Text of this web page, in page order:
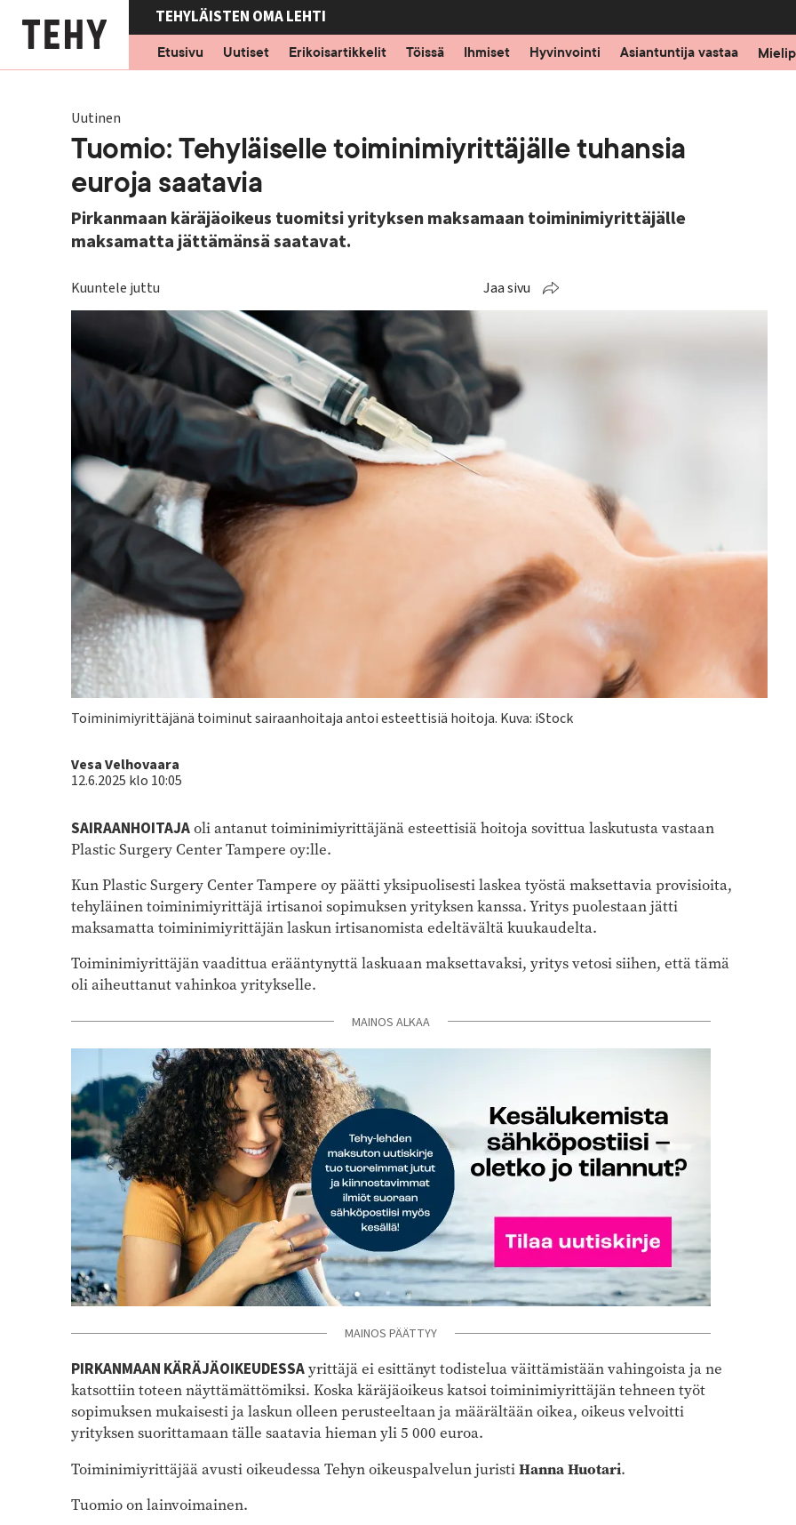
pääsisältöön
TEHYLÄISTEN OMA LEHTI
Etusivu
Uutiset Erikoisartikkelit Töissä Ihmiset Hyvinvointi Asiantuntija vastaa
Uutinen
Tuomio: Tehyläiselle toiminimiyrittäjälle tuhansia
euroja saatavia
Pirkanmaan käräjäoikeus tuomitsi yrityksen maksamaan toiminimiyrittäjälle
maksamatta jättämänsä saatavat.
Kuuntele juttu Jaa sivu
Kuvateksti
Toiminimiyrittäjänä toiminut sairaanhoitaja antoi esteettisiä hoitoja. Kuva: iStock
Kirjoittaja
Vesa Velhovaara
12.6.2025 klo 10:05
SAIRAANHOITAJAoli antanuttoiminimiyrittäjänä esteettisiä hoitoja sovittua laskutusta vastaan
Plastic Surgery Center Tampere oy:lle.
Kun Plastic Surgery Center Tampere oy päätti yksipuolisesti laskea työstä maksettavia provisioita,
tehyläinen toiminimiyrittäjä irtisanoi sopimuksen yrityksen kanssa. Yritys puolestaan jätti
maksamatta toiminimiyrittäjän laskun irtisanomista edeltävältä kuukaudelta.
Toiminimiyrittäjän vaadittua erääntynyttä laskuaan maksettavaksi, yritys vetosi siihen, että tämä
oli aiheuttanut vahinkoa yritykselle.
MAINOS ALKAA
MAINOS PÄÄTTYY
PIRKANMAAN KÄRÄJÄOIKEUDESSAyrittäjä ei esittänyt todistelua väittämistään vahingoista ja ne
katsottiin toteen näyttämättömiksi. Koska käräjäoikeus katsoi toiminimiyrittäjän tehneen työt
sopimuksen mukaisesti ja laskun olleen perusteeltaan ja määrältään oikea, oikeus velvoitti
yrityksen suorittamaan tälle saatavia hieman yli 5 000 euroa.
Toiminimiyrittäjää avusti oikeudessa Tehyn oikeuspalvelun juristiHanna Huotari.
Tuomio on lainvoimainen.